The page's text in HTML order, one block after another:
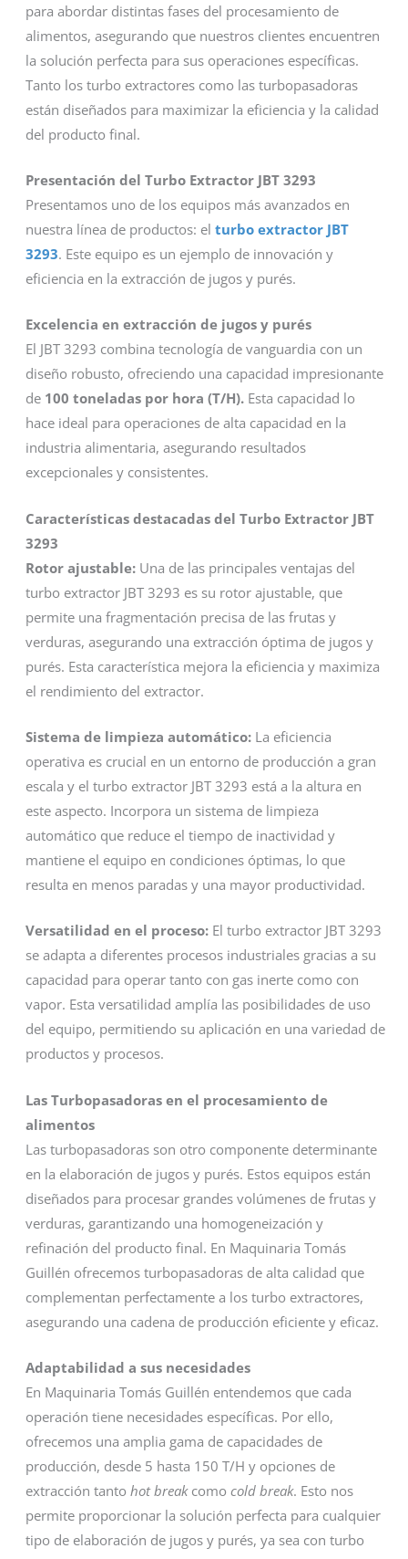
para abordar distintas fases del procesamiento de
alimentos, asegurando que nuestros clientes encuentren
la solución perfecta para sus operaciones específicas.
Tanto los turbo extractores como las turbopasadoras
están diseñados para maximizar la eficiencia y la calidad
del producto final.
Presentación del Turbo Extractor JBT 3293
Presentamos uno de los equipos más avanzados en
nuestra línea de productos: el turbo extractor JBT
3293. Este equipo es un ejemplo de innovación y
eficiencia en la extracción de jugos y purés.
Excelencia en extracción de jugos y purés
El JBT 3293 combina tecnología de vanguardia con un
diseño robusto, ofreciendo una capacidad impresionante
de 100 toneladas por hora (T/H).Esta capacidad lo
hace ideal para operaciones de alta capacidad en la
industria alimentaria, asegurando resultados
excepcionales y consistentes.
Características destacadas del Turbo Extractor JBT
3293
Rotor ajustable:Una de las principales ventajas del
turbo extractor JBT 3293 es su rotor ajustable, que
permite una fragmentación precisa de las frutas y
verduras, asegurando una extracción óptima de jugos y
purés. Esta característica mejora la eficiencia y maximiza
el rendimiento del extractor.
Sistema de limpieza automático:La eficiencia
operativa es crucial en un entorno de producción a gran
escala y el turbo extractor JBT 3293 está a la altura en
este aspecto. Incorpora un sistema de limpieza
automático que reduce el tiempo de inactividad y
mantiene el equipo en condiciones óptimas, lo que
resulta en menos paradas y una mayor productividad.
Versatilidad en el proceso:El turbo extractor JBT 3293
se adapta a diferentes procesos industriales gracias a su
capacidad para operar tanto con gas inerte como con
vapor. Esta versatilidad amplía las posibilidades de uso
del equipo, permitiendo su aplicación en una variedad de
productos y procesos.
Las Turbopasadoras en el procesamiento de
alimentos
Las turbopasadoras son otro componente determinante
en la elaboración de jugos y purés. Estos equipos están
diseñados para procesar grandes volúmenes de frutas y
verduras, garantizando una homogeneización y
refinación del producto final. En Maquinaria Tomás
Guillén ofrecemos turbopasadoras de alta calidad que
complementan perfectamente a los turbo extractores,
asegurando una cadena de producción eficiente y eficaz.
Adaptabilidad a sus necesidades
En Maquinaria Tomás Guillén entendemos que cada
operación tiene necesidades específicas. Por ello,
ofrecemos una amplia gama de capacidades de
producción, desde 5 hasta 150 T/H y opciones de
extracción tanto hot breakcomo cold break. Esto nos
permite proporcionar la solución perfecta para cualquier
tipo de elaboración de jugos y purés, ya sea con turbo